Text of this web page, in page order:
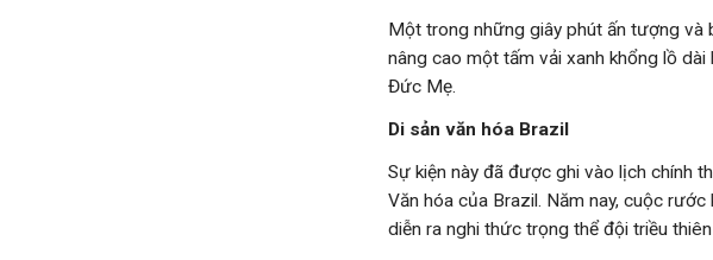
Một trong những giây phút ấn tượng và
nâng cao một tấm vải xanh khổng lồ
Đức Mẹ.
Di sản văn hóa Brazil
Sự kiện này đã được ghi vào lịch chính
Văn hóa của Brazil. Năm nay, cuộc
diễn ra nghi thức trọng thể đội triều